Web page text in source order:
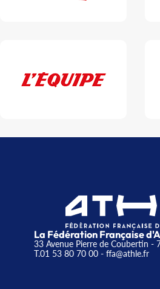
La Fédération Française
33 Avenue Pierre de Coubertin -
T.01 53 80 70 00- ffa@athle.fr